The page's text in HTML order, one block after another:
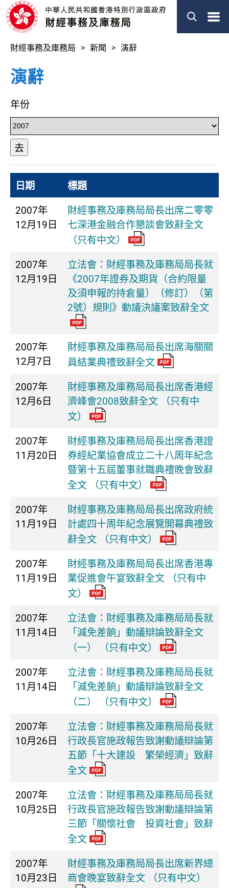
菜
財經事務及庫務局 新聞 演辭
演辭
年份
去
日期 標題
2007年
12月19日
財經事務及庫務局局長出席二零零
七深港金融合作懇談會致辭全文
（只有中文）
2007年
12月19日
立法會：財經事務及庫務局局長就
《2007年證券及期貨（合約限量
及須申報的持倉量）（修訂）（第
2號）規則》動議決議案致辭全文
2007年
12月7日
財經事務及庫務局局長出席海關關
員結業典禮致辭全文
2007年
12月6日
財經事務及庫務局局長出席香港經
濟峰會2008致辭全文 （只有中
文）
2007年
11月20日
財經事務及庫務局局長出席香港證
券經紀業協會成立二十八周年紀念
暨第十五屆董事就職典禮晚會致辭
全文 （只有中文）
2007年
11月19日
財經事務及庫務局局長出席政府統
計處四十周年紀念展覽開幕典禮致
辭全文 （只有中文）
2007年
11月19日
財經事務及庫務局局長出席香港專
業促進會午宴致辭全文 （只有中
文）
2007年
11月14日
立法會：財經事務及庫務局局長就
「減免差餉」動議辯論致辭全文
（一） （只有中文）
2007年
11月14日
立法會：財經事務及庫務局局長就
「減免差餉」動議辯論致辭全文
（二） （只有中文）
2007年
10月26日
立法會：財經事務及庫務局局長就
行政長官施政報告致謝動議辯論第
五節「十大建設 繁榮經濟」致辭
全文
2007年
10月25日
立法會：財經事務及庫務局局長就
行政長官施政報告致謝動議辯論第
三節「關懷社會 投資社會」致辭
全文
2007年
10月23日
財經事務及庫務局局長出席新界總
商會晚宴致辭全文 （只有中文）